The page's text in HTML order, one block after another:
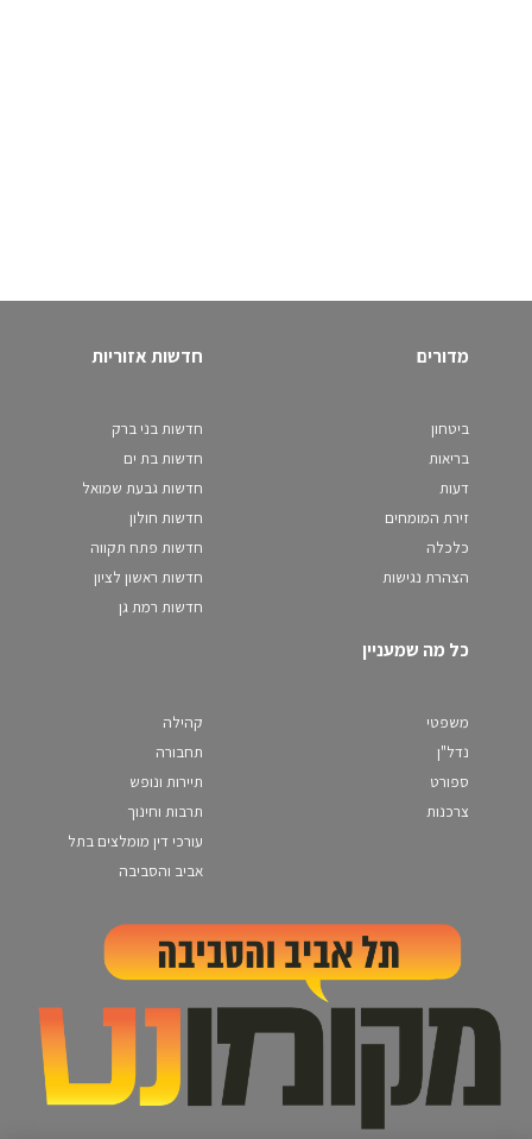
מדורים
ביטחון
בריאות
דעות
זירת המומחים
כלכלה
הצהרת נגישות
חדשות אזוריות
חדשות בני ברק
חדשות בת ים
חדשות גבעת שמואל
חדשות חולון
חדשות פתח תקווה
חדשות ראשון לציון
חדשות רמת גן
כל מה שמעניין
משפטי
נדל"ן
ספורט
צרכנות
קהילה
תחבורה
תיירות ונופש
תרבות וחינוך
עורכי דין מומלצים בתל
אביב והסביבה